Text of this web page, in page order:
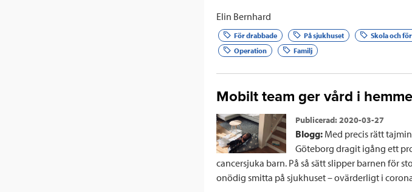
Elin Bernhard
För drabbade På sjukhuset Skola och
Operation
Familj
Mobilt team ger vård i
Publicerad:2020-03-27
Blogg: Med precis rätt
Göteborg dragit igång ett
cancersjuka barn. På så sätt slipper barnen för
onödig smitta på sjukhuset – ovärderligt i